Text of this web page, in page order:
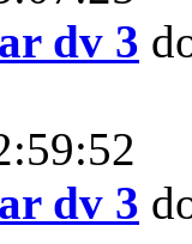
dv 3
dv 3